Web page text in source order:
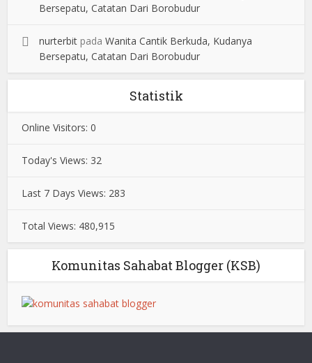
Bersepatu, Catatan Dari Borobudur
nurterbit padaWanita Cantik Berkuda, Kudanya
Bersepatu, Catatan Dari Borobudur
Statistik
Online Visitors:0
Today's Views: 32
Last 7 Days Views: 283
Total Views: 480,915
Komunitas Sahabat Blogger (KSB)